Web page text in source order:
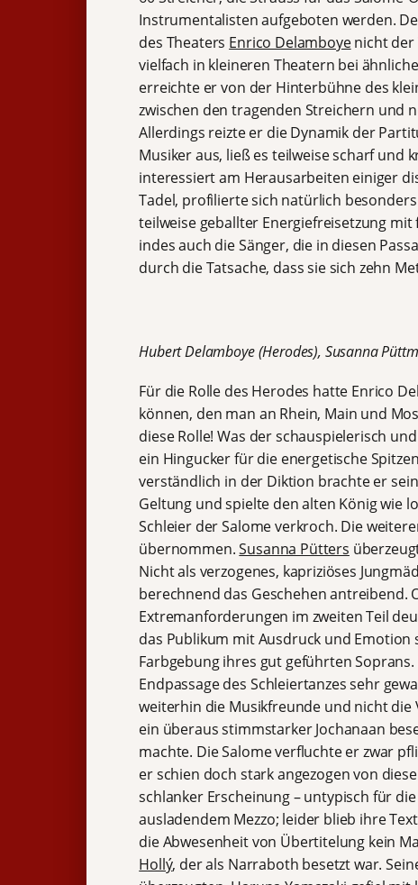
Instrumentalisten aufgeboten werden.
des Theaters Enrico Delamboyenicht der
vielfach in kleineren Theatern bei
erreichte er von der Hinterbühne des
zwischen den tragenden Streichern und
Allerdings reizte er die Dynamik der
Musiker aus, ließ es teilweise scharf und
interessiert am Herausarbeiten einiger
Tadel, profilierte sich natürlich
teilweise geballter Energiefreisetzung
indes auch die Sänger, die in diesen
durch die Tatsache, dass sie sich zehn
Hubert Delamboye (Herodes), Susanna
Für die Rolle des Herodes hatte Enrico
können, den man an Rhein, Main und
diese Rolle! Was der schauspielerisch
ein Hingucker für die energetische
verständlich in der Diktion brachte er
Geltung und spielte den alten König wie
Schleier der Salome verkroch. Die
übernommen.Susanna Pütters
Nicht als verzogenes, kapriziöses
berechnend das Geschehen antreibend.
Extremanforderungen im zweiten Teil
das Publikum mit Ausdruck und
Farbgebung ihres gut geführten
Endpassage des Schleiertanzes sehr
weiterhin die Musikfreunde und nicht die
ein überaus stimmstarker Jochanaan
machte. Die Salome verfluchte er zwar
er schien doch stark angezogen von
schlanker Erscheinung – untypisch für
ausladendem Mezzo; leider blieb ihre
die Abwesenheit von Übertitelung kein
Hollý, der als Narraboth besetzt war.